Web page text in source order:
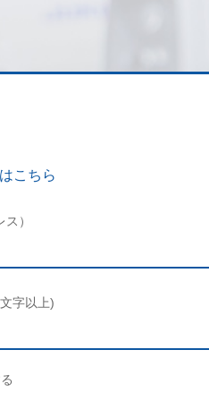
こちら
）
字以上)